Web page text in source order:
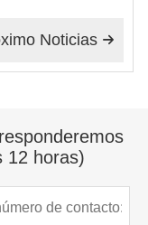

Noticias
12 horas)